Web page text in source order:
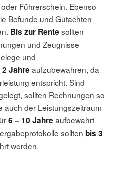
Führerschein. Ebenso
Befunde und Gutachten
Bis zur Rente sollten
und Zeugnisse
und
2 Jahre aufzubewahren, da
entspricht. Sind
sollten Rechnungen so
auch der Leistungszeitraum
6 – 10 Jahre aufbewahrt
sollten bis 3
werden.